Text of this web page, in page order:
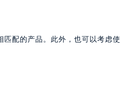
配的产品。此外，也可以考虑使